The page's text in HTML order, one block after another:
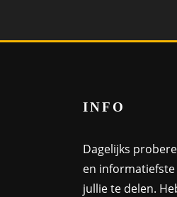
INFO
Dagelijks
en
jullie te delen.